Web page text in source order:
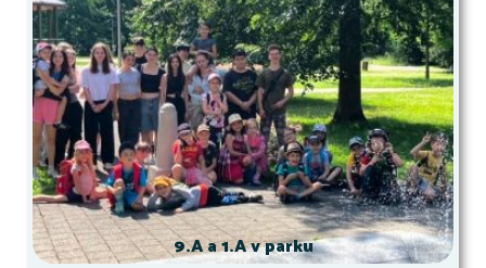
9.A a 1.A v parku